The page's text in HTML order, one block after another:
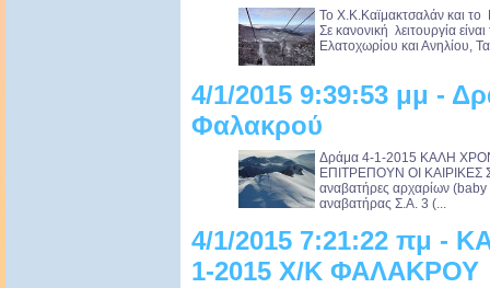
Το Χ.Κ.Καϊμακτσαλάν και
Σε κανονική λειτουργία
Ελατοχωρίου και Ανηλίου,
4/1/2015 9:39:53 μμ -
Φαλακρού
Δράμα 4-1-2015 ΚΑΛΗ
ΕΠΙΤΡΕΠΟΥΝ ΟΙ ΚΑΙΡΙΚΕΣ
αναβατήρες αρχαρίων
αναβατήρας Σ.Α. 3 (...
4/1/2015 7:21:22 πμ -
1-2015 Χ/Κ ΦΑΛΑΚΡΟΥ